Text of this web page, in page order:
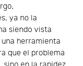
ya no la
siendo vista
herramienta
que el problema